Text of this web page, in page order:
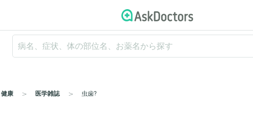
健康 医学雑誌 虫歯?